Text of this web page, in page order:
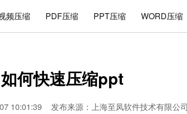
频压缩 PDF压缩 PPT压缩 WORD压缩
如何快速压缩ppt
10:01:39 发布来源：上海至凤软件技术有限公司